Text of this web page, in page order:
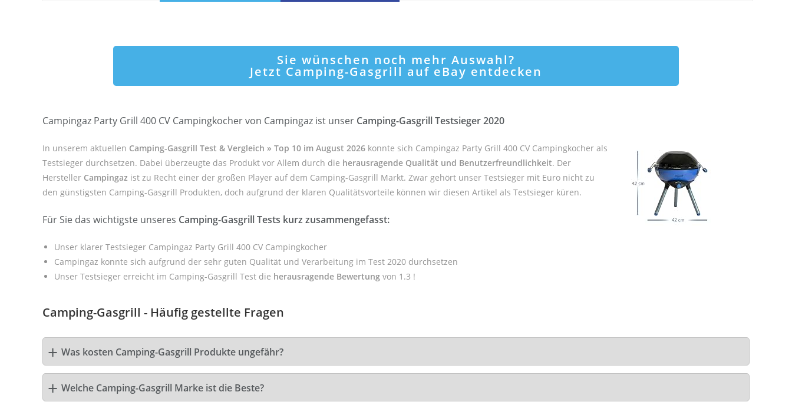
Sie wünschen noch mehr Auswahl?
Jetzt Camping-Gasgrill auf eBay entdecken
Campingaz Party Grill 400 CV Campingkocher von Campingaz ist unser Camping-Gasgrill Testsieger 2020
In unserem aktuellen Camping-Gasgrill Test & Vergleich » Top 10 im August 2026 konnte sich Campingaz Party Grill 400 CV Campingkocher als
Testsieger durchsetzen. Dabei überzeugte das Produkt vor Allem durch die herausragende Qualität und Benutzerfreundlichkeit. Der
Hersteller Campingaz ist zu Recht einer der großen Player auf dem Camping-Gasgrill Markt. Zwar gehört unser Testsieger mit Euro nicht zu
den günstigsten Camping-Gasgrill Produkten, doch aufgrund der klaren Qualitätsvorteile können wir diesen Artikel als Testsieger küren.
Für Sie das wichtigste unseres Camping-Gasgrill Tests kurz zusammengefasst:
Unser klarer Testsieger Campingaz Party Grill 400 CV Campingkocher
Campingaz konnte sich aufgrund der sehr guten Qualität und Verarbeitung im Test 2020 durchsetzen
Unser Testsieger erreicht im Camping-Gasgrill Test die herausragende Bewertung von 1.3 !
Camping-Gasgrill - Häufig gestellte Fragen
Was kosten Camping-Gasgrill Produkte ungefähr?
Welche Camping-Gasgrill Marke ist die Beste?